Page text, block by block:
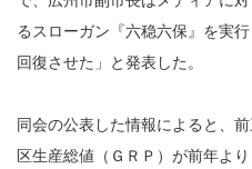
るスローガン『六稳六保』を実
回復させた」と発表した。
同会の公表した情報によると、
区生産総値（ＧＲＰ）が前年よ